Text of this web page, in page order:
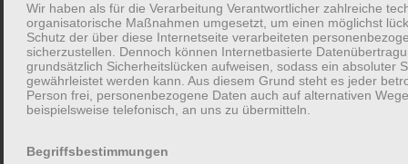
Wir haben als für die Verarbeitung Verantwortlicher zahlreiche
organisatorische Maßnahmen umgesetzt, um einen möglichst
Schutz der über diese Internetseite verarbeiteten
sicherzustellen. Dennoch können Internetbasierte
grundsätzlich Sicherheitslücken aufweisen, sodass ein absoluter
gewährleistet werden kann. Aus diesem Grund steht es jeder
Person frei, personenbezogene Daten auch auf alternativen
beispielsweise telefonisch, an uns zu übermitteln.
Begriffsbestimmungen